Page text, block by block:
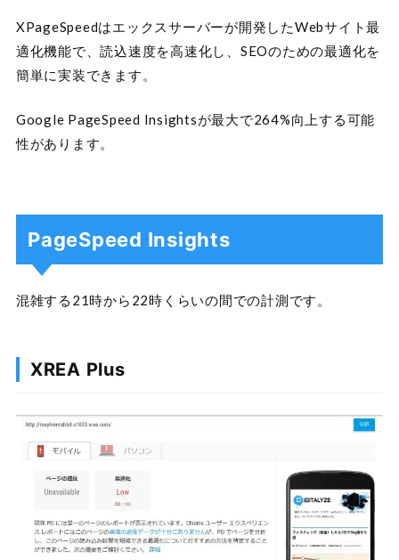
XPageSpeedはエックスサーバーが開発したWebサイト最
適化機能で、読込速度を高速化し、SEOのための最適化を
簡単に実装できます。
Google PageSpeed Insightsが最大で264%向上する可能
性があります。
PageSpeed Insights
混雑する21時から22時くらいの間での計測です。
XREA Plus